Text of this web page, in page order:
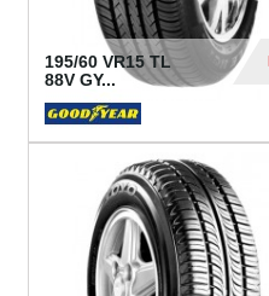
195/60 VR15 TL
88V GY...